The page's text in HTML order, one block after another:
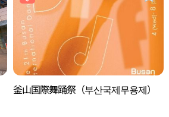
釜山国際舞踊祭（부산국제무용제）